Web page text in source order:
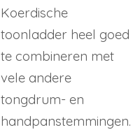
Koerdische
toonladder heel goed
te combineren met
vele andere
tongdrum- en
handpanstemmingen.